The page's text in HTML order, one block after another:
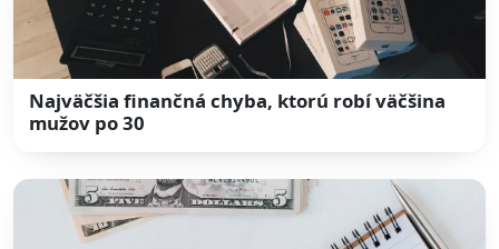
Najväčšia finančná chyba, ktorú robí väčšina
mužov po 30